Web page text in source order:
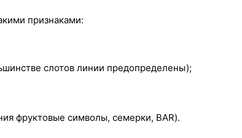
признаками:
слотов линии предопределены);
фруктовые символы, семерки, BAR).